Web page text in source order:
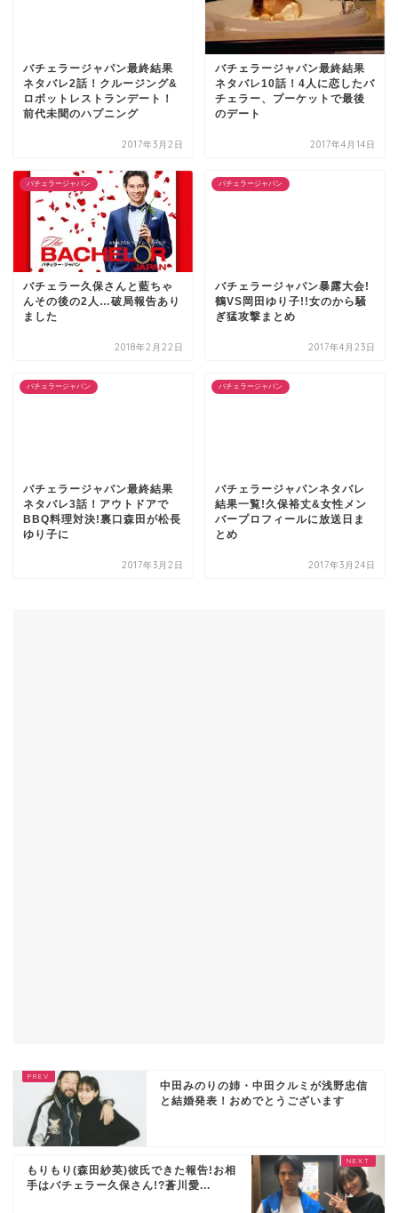
バチェラージャパン最終結果
ネタバレ2話！クルージング&
ロボットレストランデート！
前代未聞のハプニング
2017年3月2日
バチェラージャパン最終結果
ネタバレ10話！4人に恋したバ
チェラー、プーケットで最後
のデート
2017年4月14日
バチェラージャパン
バチェラー久保さんと藍ちゃ
んその後の2人…破局報告あり
ました
2018年2月22日
バチェラージャパン
バチェラージャパン暴露大会!
鶴VS岡田ゆり子!!女のから騒
ぎ猛攻撃まとめ
2017年4月23日
バチェラージャパン
バチェラージャパン最終結果
ネタバレ3話！アウトドアで
BBQ料理対決!裏口森田が松長
ゆり子に
2017年3月2日
バチェラージャパン
バチェラージャパンネタバレ
結果一覧!久保裕丈&女性メン
バープロフィールに放送日ま
とめ
2017年3月24日
中田みのりの姉・中田クルミが浅野忠信
と結婚発表！おめでとうございます
もりもり(森田紗英)彼氏できた報告!お相
手はバチェラー久保さん!?蒼川愛...